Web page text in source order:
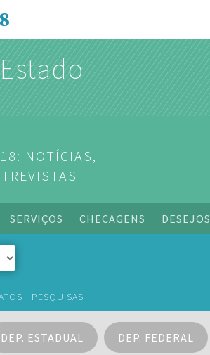
NOTÍCIAS,
SERVIÇOS CHECAGENS DESEJOS
PESQUISAS
DEP. ESTADUAL DEP. FEDERAL